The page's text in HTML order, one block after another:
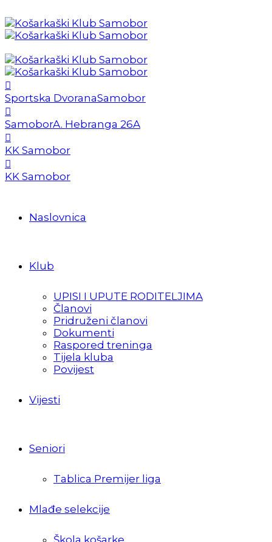
Sportska DvoranaSamobor
SamoborA. Hebranga 26A
KK Samobor
KK Samobor
Naslovnica
Klub
UPISI I UPUTE RODITELJIMA
Članovi
Pridruženi članovi
Dokumenti
Raspored treninga
Tijela kluba
Povijest
Vijesti
Seniori
Tablica Premijer liga
Mlađe selekcije
Škola košarke